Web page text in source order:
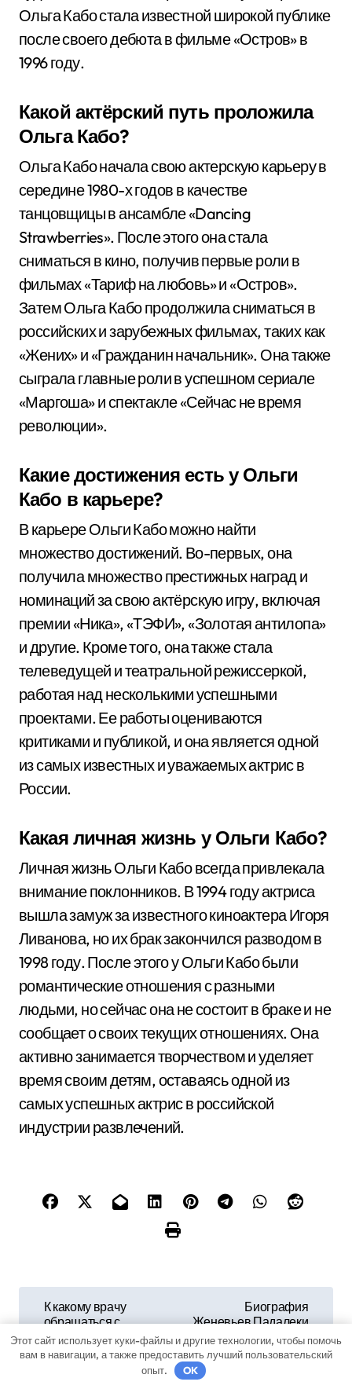
Ольга Кабо стала известной широкой публике
после своего дебюта в фильме «Остров» в
1996 году.
Какой актёрский путь проложила
Ольга Кабо?
Ольга Кабо начала свою актерскую карьеру в
середине 1980-х годов в качестве
танцовщицы в ансамбле «Dancing
Strawberries». После этого она стала
сниматься в кино, получив первые роли в
фильмах «Тариф на любовь» и «Остров».
Затем Ольга Кабо продолжила сниматься в
российских и зарубежных фильмах, таких как
«Жених» и «Гражданин начальник». Она также
сыграла главные роли в успешном сериале
«Маргоша» и спектакле «Сейчас не время
революции».
Какие достижения есть у Ольги
Кабо в карьере?
В карьере Ольги Кабо можно найти
множество достижений. Во-первых, она
получила множество престижных наград и
номинаций за свою актёрскую игру, включая
премии «Ника», «ТЭФИ», «Золотая антилопа»
и другие. Кроме того, она также стала
телеведущей и театральной режиссеркой,
работая над несколькими успешными
проектами. Ее работы оцениваются
критиками и публикой, и она является одной
из самых известных и уважаемых актрис в
России.
Какая личная жизнь у Ольги Кабо?
Личная жизнь Ольги Кабо всегда привлекала
внимание поклонников. В 1994 году актриса
вышла замуж за известного киноактера Игоря
Ливанова, но их брак закончился разводом в
1998 году. После этого у Ольги Кабо были
романтические отношения с разными
людьми, но сейчас она не состоит в браке и не
сообщает о своих текущих отношениях. Она
активно занимается творчеством и уделяет
время своим детям, оставаясь одной из
самых успешных актрис в российской
индустрии развлечений.
а
в
К какому врачу
обращаться с
папилломами на
теле: кто лечит и
Биография
Женевьев Падалеки
— узнайте все о
жизни и достижениях
знаменитой актрисы
Этот сайт использует куки-файлы и другие технологии, чтобы помочь
вам в навигации, а также предоставить лучший пользовательский
опыт.
OK